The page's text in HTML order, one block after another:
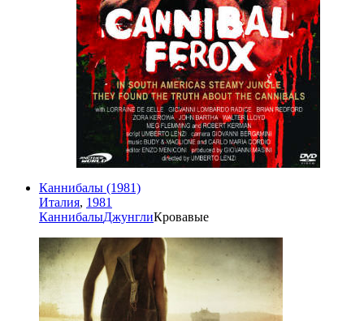
Каннибалы (1981)
Италия, 1981
КаннибалыДжунглиКровавые